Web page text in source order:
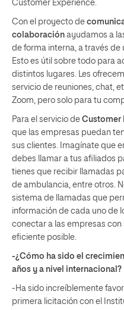
Customer Experience.
Con el proyecto de
colaboración ayudamos a
de forma interna, a través de
Esto es útil sobre todo para
distintos lugares. Les
servicio de reuniones, chat,
Zoom, pero solo para tu
Para el servicio de Customer
que las empresas puedan
sus clientes. Imagínate que
debes llamar a tus afiliados
tienes que recibir llamadas
de ambulancia, entre otros.
sistema de llamadas que
información de cada uno de
conectar a las empresas
eficiente posible.
-¿Cómo ha sido el
años y a nivel internacional?
-Ha sido increíblemente
primera licitación con el